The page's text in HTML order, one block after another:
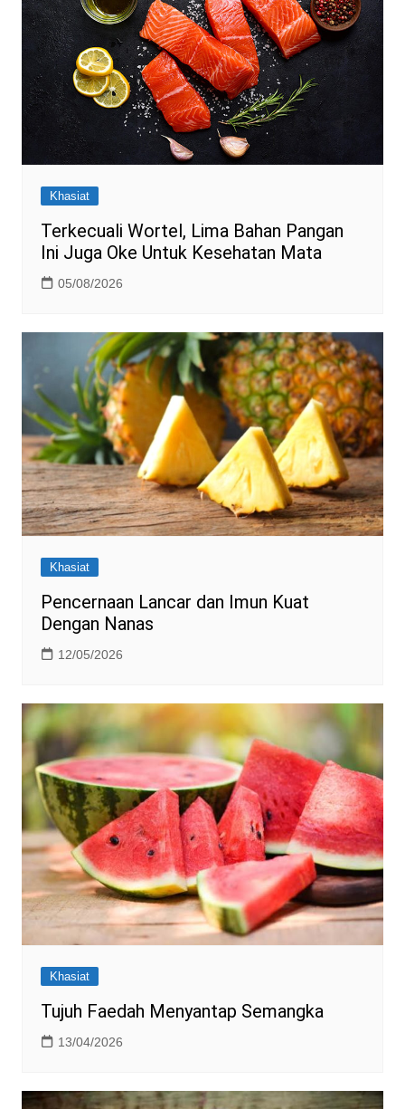
Khasiat
Terkecuali Wortel, Lima Bahan Pangan
Ini Juga Oke Untuk Kesehatan Mata
05/08/2026
Khasiat
Pencernaan Lancar dan Imun Kuat
Dengan Nanas
12/05/2026
Khasiat
Tujuh Faedah Menyantap Semangka
13/04/2026